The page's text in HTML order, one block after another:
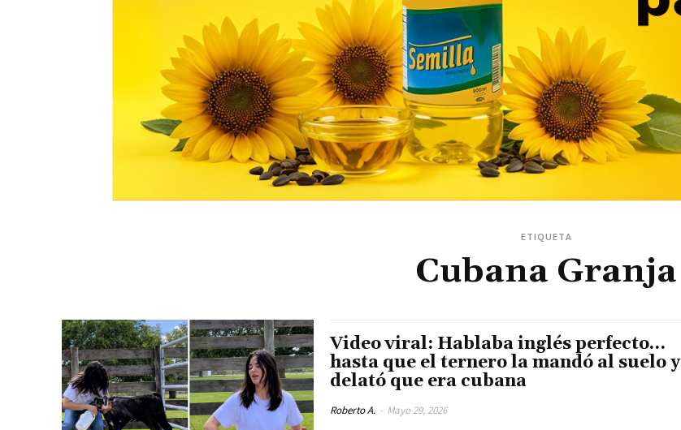
ETIQUETA
Cubana Granja
Video viral: Hablaba inglés perfecto…
hasta que el ternero la mandó al suelo y
delató que era cubana
Roberto A. - Mayo 29, 2026